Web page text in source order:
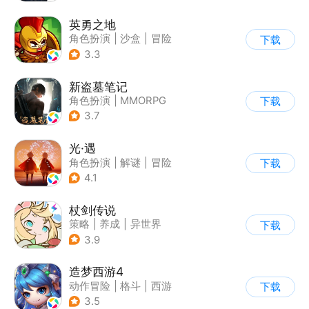
英勇之地
角色扮演 沙盒
冒险
| steam游戏
3.3
下载
新盗墓笔记
角色扮演
MMORPG
| 冒险
3.7
下载
光·遇
角色扮演 解谜
冒险
| 开放世界
4.1
下载
杖剑传说
策略 养成
异世界
| 二次元
3.9
下载
造梦西游4
动作冒险 格斗
西游
| 横版过关
3.5
下载